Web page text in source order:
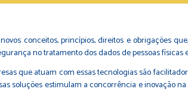
conceitos, princípios, direitos e obrigações
no tratamento dos dados de pessoas físicas
que atuam com essas tecnologias são
soluções estimulam a concorrência e inovação